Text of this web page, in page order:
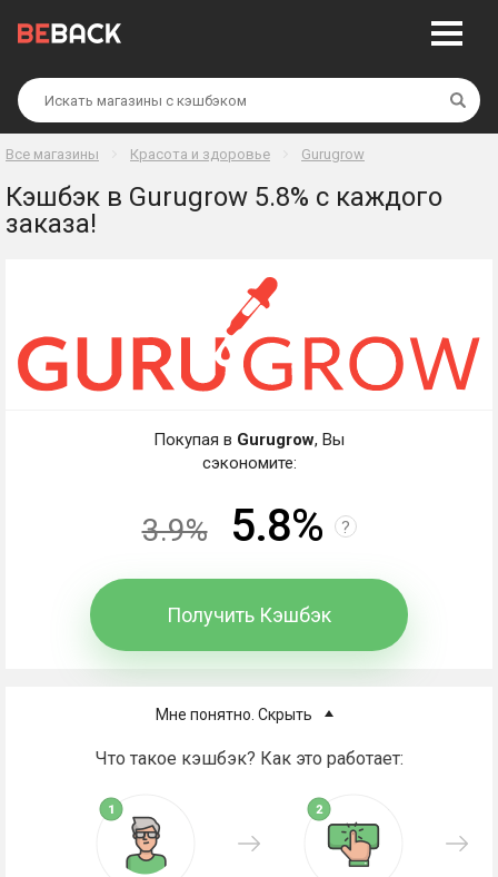
Все магазины Красота и здоровье Gurugrow
Кэшбэк в Gurugrow 5.8% с каждого
заказа!
Мне понятно. Скрыть
Что такое кэшбэк? Как это работает:
Покупая в Gurugrow, Вы
сэкономите:
3.9% 5.8% ?
Получить Кэшбэк